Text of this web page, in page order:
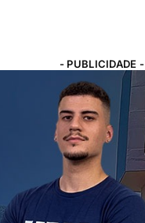
- PUBLICIDADE -